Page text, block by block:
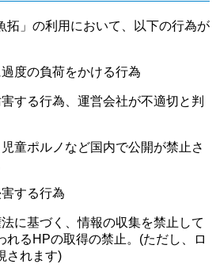
拓」の利用において、以下の行為が
度の負荷をかける行為
する行為、運営会社が不適切と判
童ポルノなど国内で公開が禁止さ
する行為
に基づく、情報の収集を禁止して
れるHPの取得の禁止。(ただし、ロ
されます)